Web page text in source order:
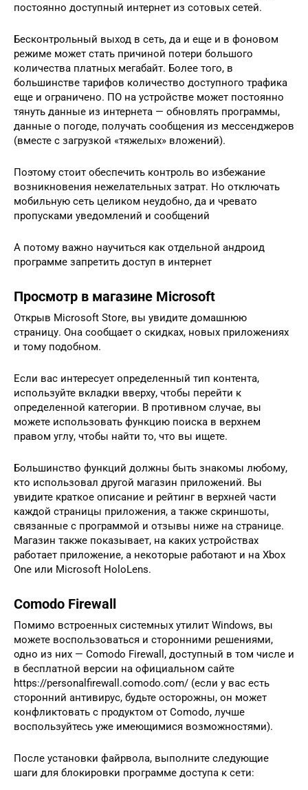
постоянно доступный интернет из сотовых сетей.
Бесконтрольный выход в сеть, да и еще и в фоновом
режиме может стать причиной потери большого
количества платных мегабайт. Более того, в
большинстве тарифов количество доступного трафика
еще и ограничено. ПО на устройстве может постоянно
тянуть данные из интернета — обновлять программы,
данные о погоде, получать сообщения из мессенджеров
(вместе с загрузкой «тяжелых» вложений).
Поэтому стоит обеспечить контроль во избежание
возникновения нежелательных затрат. Но отключать
мобильную сеть целиком неудобно, да и чревато
пропусками уведомлений и сообщений
А потому важно научиться как отдельной андроид
программе запретить доступ в интернет
Просмотр в магазине Microsoft
Открыв Microsoft Store, вы увидите домашнюю
страницу. Она сообщает о скидках, новых приложениях
и тому подобном.
Если вас интересует определенный тип контента,
используйте вкладки вверху, чтобы перейти к
определенной категории. В противном случае, вы
можете использовать функцию поиска в верхнем
правом углу, чтобы найти то, что вы ищете.
Большинство функций должны быть знакомы любому,
кто использовал другой магазин приложений. Вы
увидите краткое описание и рейтинг в верхней части
каждой страницы приложения, а также скриншоты,
связанные с программой и отзывы ниже на странице.
Магазин также показывает, на каких устройствах
работает приложение, а некоторые работают и на Xbox
One или Microsoft HoloLens.
Comodo Firewall
Помимо встроенных системных утилит Windows, вы
можете воспользоваться и сторонними решениями,
одно из них — Comodo Firewall, доступный в том числе и
в бесплатной версии на официальном сайте
https://personalfirewall.comodo.com/ (если у вас есть
сторонний антивирус, будьте осторожны, он может
конфликтовать с продуктом от Comodo, лучше
воспользуйтесь уже имеющимися возможностями).
После установки файрвола, выполните следующие
шаги для блокировки программе доступа к сети: